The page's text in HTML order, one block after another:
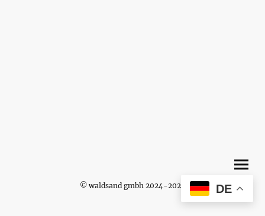
© waldsand gmbh 2024-2026 DE